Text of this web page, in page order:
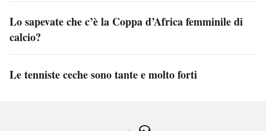
Lo sapevate che c’è la Coppa d’Africa femminile di
calcio?
Le tenniste ceche sono tante e molto forti